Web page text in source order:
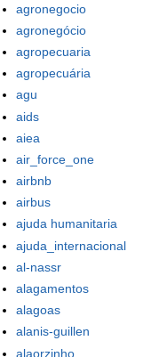
agronegocio
agronegócio
agropecuaria
agropecuária
agu
aids
aiea
air_force_one
airbnb
airbus
ajuda humanitaria
ajuda_internacional
al-nassr
alagamentos
alagoas
alanis-guillen
alaorzinho